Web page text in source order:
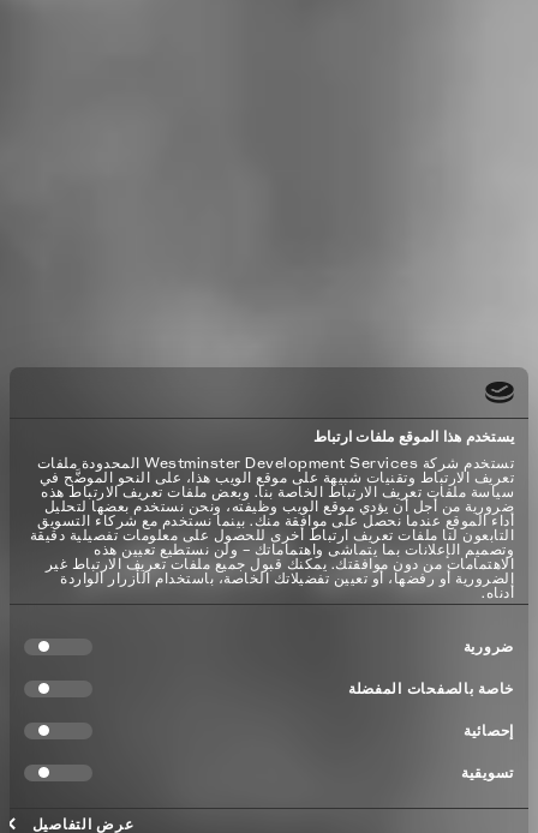
يستخدم هذا الموقع ملفات ارتباط
تستخدم شركة Westminster Development Services المحدودة ملفات
تعريف الارتباط وتقنيات شبيهة على موقع الويب هذا، على النحو الموضَّح في
سياسة ملفات تعريف الارتباط الخاصة بنا. وبعض ملفات تعريف الارتباط هذه
ضرورية من أجل أن يؤدي موقع الويب وظيفته، ونحن نستخدم بعضها لتحليل
أداء الموقع عندما نحصل على موافقة منك. بينما نستخدم مع شركاء التسويق
التابعون لنا ملفات تعريف ارتباط أخرى للحصول على معلومات تفصيلية دقيقة
وتصميم الإعلانات بما يتماشى واهتماماتك – ولن نستطيع تعيين هذه
الاهتمامات من دون موافقتك. يمكنك قبول جميع ملفات تعريف الارتباط غير
الضرورية أو رفضها، أو تعيين تفضيلاتك الخاصة، باستخدام الأزرار الواردة
أدناه.
الموافقة
ضرورية
خاصة بالصفحات المفضلة
إحصائية
تسويقية
عرض التفاصيل
موطن الأساطير